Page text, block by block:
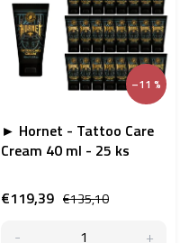
–11 %
► Hornet - Tattoo Care
Cream 40 ml - 25 ks
€135,10
€119,39